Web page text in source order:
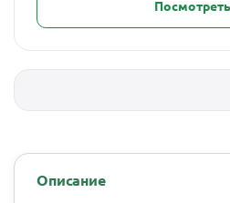
Описание